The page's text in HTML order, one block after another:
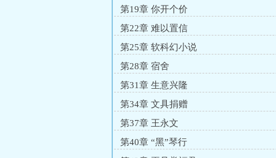
第19章 你开个价
第22章 难以置信
第25章 软科幻小说
第28章 宿舍
第31章 生意兴隆
第34章 文具捐赠
第37章 王永文
第40章 “黑”琴行